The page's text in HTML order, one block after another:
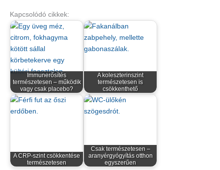
Kapcsolódó cikkek:
Immunerősítés
természetesen – működik
vagy csak placebo?
A koleszterinszint
természetesen is
csökkenthető
A CRP-szint csökkentése
természetesen
Csak természetesen –
aranyérgyógyítás otthon
egyszerűen